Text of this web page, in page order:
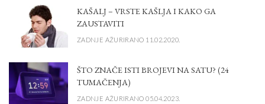
KAŠALJ – VRSTE KAŠLJA I KAKO GA
ZAUSTAVITI
ZADNJE AŽURIRANO 11.02.2020.
ŠTO ZNAČE ISTI BROJEVI NA SATU? (24
TUMAČENJA)
ZADNJE AŽURIRANO 05.04.2023.